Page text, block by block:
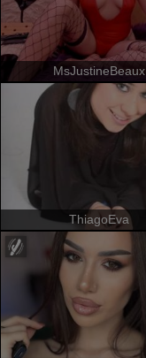
MsJustineBeaux
ThiagoEva